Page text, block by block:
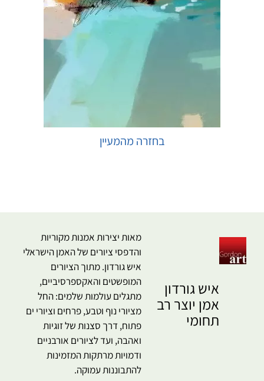
בחזרה מהמעיין
איש גורדון
אמן יוצר רב
תחומי
מאות יצירות אמנות מקוריות
והדפסי ציורים של האמן הישראלי
איש גורדון. מתוך הציורים
המופשטים והאקספרסיביים,
מתגלים עולמות שלמים: החל
מציורי נוף וטבע, פרחים וציורי ים
פתוח, דרך סצנות של זוגיות
ואהבה, ועד לציורים אורבניים
ודמויות מרתקות המזמינות
להתבוננות עמוקה.